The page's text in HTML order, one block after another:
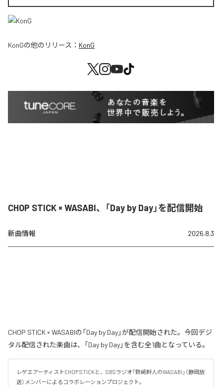
KonGの他のリリース： KonG
CHOP STICK × WASABI、「Day by Day」を配信開始
新曲情報 2026.8.3
CHOP STICK × WASABIの「Day by Day」が配信開始された。今回デジ
タル配信された楽曲は、「Day by Day」を含む全1曲となっている。
レゲエアーティストCHOP STICKと、SBSラジオ「鉄崎幹人のWASABI」（静岡放
送）メンバーによるコラボレーションプロジェクト。